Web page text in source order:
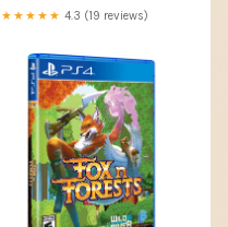
★★★★★ 4.3 (19 reviews)